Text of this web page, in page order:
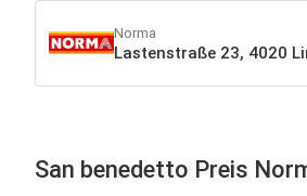
Norma
Lastenstraße 23, 4020
San benedetto Preis